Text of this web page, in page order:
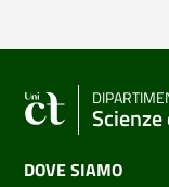
DOVE SIAMO